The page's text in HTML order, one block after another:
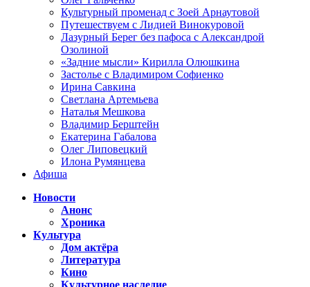
Культурный променад с Зоей Арнаутовой
Путешествуем с Лидией Винокуровой
Лазурный Берег без пафоса с Александрой
Озолиной
«Задние мысли» Кирилла Олюшкина
Застолье с Владимиром Софиенко
Ирина Савкина
Светлана Артемьева
Наталья Мешкова
Владимир Берштейн
Екатерина Габалова
Олег Липовецкий
Илона Румянцева
Афиша
Новости
Анонс
Хроника
Культура
Дом актёра
Литература
Кино